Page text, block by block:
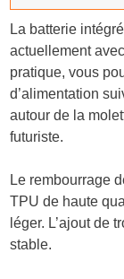
La batterie
actuellement
pratique, vous
d’alimentation
autour de la
futuriste.
Le rembourrage
TPU de haute
léger. L’ajout de
stable.